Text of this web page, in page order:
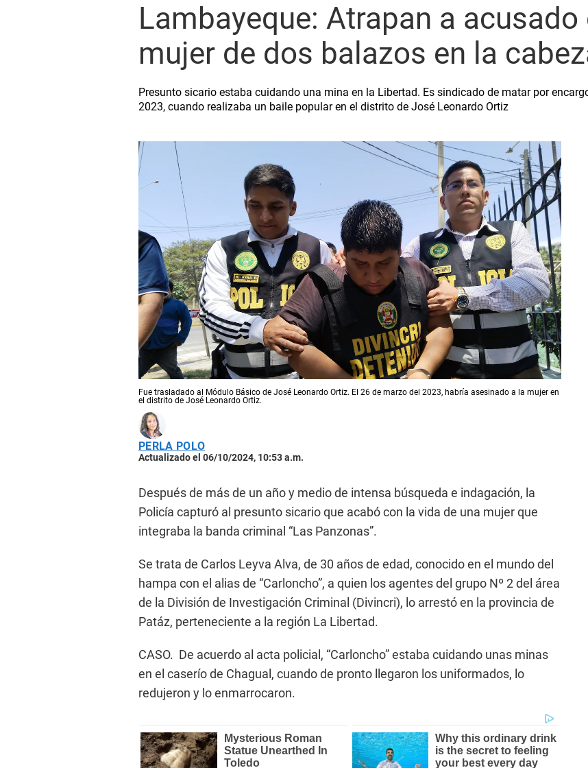
Lambayeque: Atrapan a
mujer de dos balazos en la
Presunto sicario estaba cuidando una mina en la Libertad. Es sindicado de matar por
2023, cuando realizaba un baile popular en el distrito de José Leonardo Ortiz
Fue trasladado al Módulo Básico de José Leonardo Ortiz. El 26 de marzo del 2023, habría asesinado a la mujer en
el distrito de José Leonardo Ortiz.
PERLA POLO
Actualizado el 06/10/2024, 10:53 a.m.
Después de más de un año y medio de intensa búsqueda e indagación, la
Policía capturó al presunto sicario que acabó con la vida de una mujer que
integraba la banda criminal “Las Panzonas”.
Se trata de Carlos Leyva Alva, de 30 años de edad, conocido en el mundo del
hampa con el alias de “Carloncho”, a quien los agentes del grupo Nº 2 del área
de la División de Investigación Criminal (Divincri), lo arrestó en la provincia de
Patáz, perteneciente a la región La Libertad.
CASO. De acuerdo al acta policial, “Carloncho” estaba cuidando unas minas
en el caserío de Chagual, cuando de pronto llegaron los uniformados, lo
redujeron y lo enmarrocaron.